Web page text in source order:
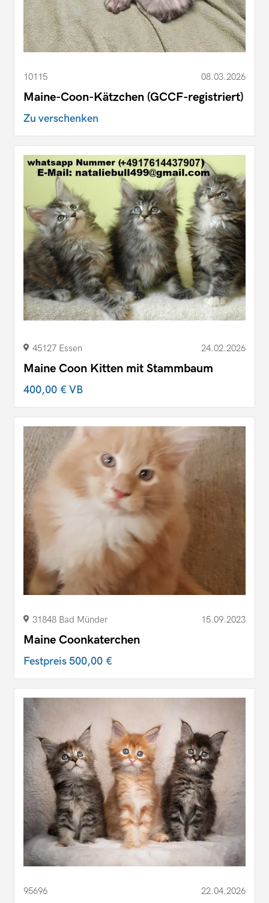
10115 08.03.2026
Maine-Coon-Kätzchen (GCCF-registriert)
Zu verschenken
45127 Essen 24.02.2026
Maine Coon Kitten mit Stammbaum
400,00 €VB
31848 Bad Münder 15.09.2023
Maine Coonkaterchen
Festpreis500,00 €
95696 22.04.2026